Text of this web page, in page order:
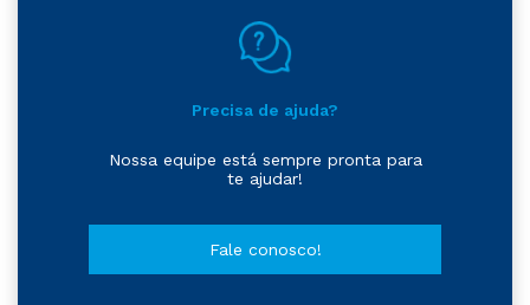
Precisa de ajuda?
Nossa equipe está sempre pronta para
te ajudar!
Fale conosco!